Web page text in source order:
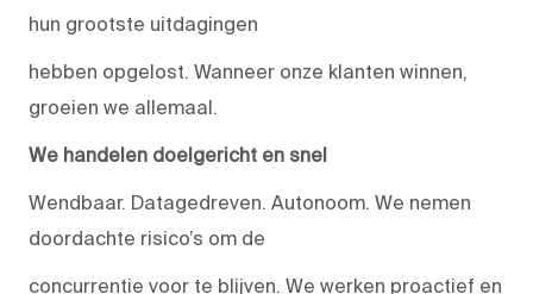
hun grootste uitdagingen
hebben opgelost. Wanneer onze klanten winnen,
groeien we allemaal.
We handelen doelgericht en snel
Wendbaar. Datagedreven. Autonoom. We nemen
doordachte risico’s om de
concurrentie voor te blijven. We werken proactief en